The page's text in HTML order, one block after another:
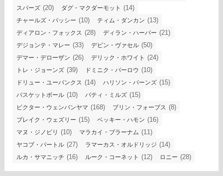
スパーズ (20) ダグ・マクダーモット (14)
チャールズ・バッシー (10) ティム・ダンカン (13)
ディアロン・フォックス (28) ディラン・ハーパー (21)
デジョンテ・マレー (33) デビン・ヴァセル (50)
デマー・デローザン (26) デリック・ホワイト (24)
トレ・ジョーンズ (39) ドミニク・バーロウ (10)
ドリュー・ユーバンクス (14) ハリソン・バーンズ (15)
バスケットボール (10) パティ・ミルズ (15)
ビクター・ウェンバンヤマ (168) ブリン・フォーブス (8)
ブレイク・ウェズリー (15) ベッキー・ハモン (16)
マヌ・ジノビリ (10) マラカイ・ブラーナム (11)
ヤコブ・パートル (27) ラマーカス・オルドリッジ (14)
ルカ・サマニッチ (16) ルーク・コーネット (12) ロニー (28)